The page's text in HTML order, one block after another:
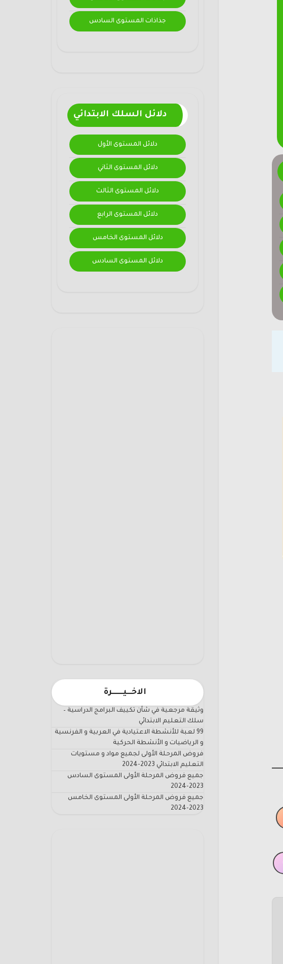
جذاذات المستوى السادس
دلائل السلك الابتدائي
دلائل المستوى الأول
دلائل المستوى الثاني
دلائل المستوى الثالث
دلائل المستوى الرابع
دلائل المستوى الخامس
دلائل المستوى السادس
الاخـــيـــــــرة
وثيقة مرجعية في شأن تكييف البرامج الدراسية –
سلك التعليم الابتدائي
99 لعبة للأنشطة الاعتيادية في العربية و الفرنسية
و الرياضيات و الأنشطة الحركية
فروض المرحلة الأولى لجميع مواد و مستويات
التعليم الابتدائي 2023-2024
جميع فروض المرحلة الأولى المستوى السادس
2023-2024
جميع فروض المرحلة الأولى المستوى الخامس
2023-2024